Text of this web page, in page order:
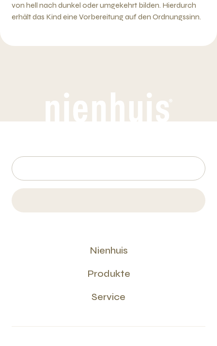
von hell nach dunkel oder umgekehrt bilden. Hierdurch
erhält das Kind eine Vorbereitung auf den Ordnungssinn.
Nienhuis
Produkte
Service